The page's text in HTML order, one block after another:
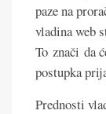
paze na
vladina web
To znači da
postupka
Prednosti